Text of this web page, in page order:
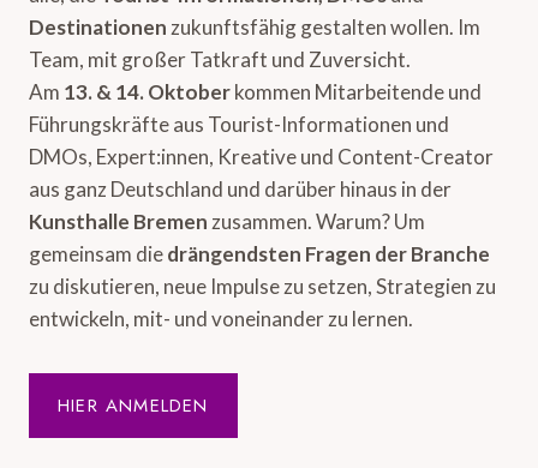
Destinationen zukunftsfähig gestalten wollen. Im
Team, mit großer Tatkraft und Zuversicht.
Am 13. & 14. Oktoberkommen Mitarbeitende und
Führungskräfte aus Tourist-Informationen und
DMOs, Expert:innen, Kreative und Content-Creator
aus ganz Deutschland und darüber hinaus in der
Kunsthalle Bremen zusammen. Warum? Um
gemeinsam diedrängendsten Fragen der Branche
zu diskutieren, neue Impulse zu setzen, Strategien zu
entwickeln, mit- und voneinander zu lernen.
HIER ANMELDEN